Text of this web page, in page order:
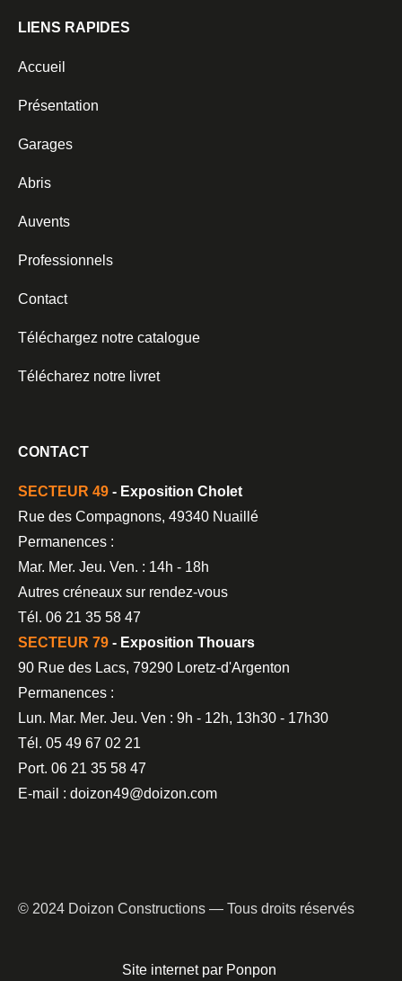
LIENS RAPIDES
Accueil
Présentation
Garages
Abris
Auvents
Professionnels
Contact
Téléchargez notre catalogue
Télécharez notre livret
CONTACT
SECTEUR 49 - Exposition Cholet
Rue des Compagnons, 49340 Nuaillé
Permanences :
Mar. Mer. Jeu. Ven. : 14h - 18h
Autres créneaux sur rendez-vous
Tél. 06 21 35 58 47
SECTEUR 79 - Exposition Thouars
90 Rue des Lacs, 79290 Loretz-d'Argenton
Permanences :
Lun. Mar. Mer. Jeu. Ven : 9h - 12h, 13h30 - 17h30
Tél. 05 49 67 02 21
Port. 06 21 35 58 47
E-mail : doizon49@doizon.com
© 2024 Doizon Constructions — Tous droits réservés
Site internet par Ponpon